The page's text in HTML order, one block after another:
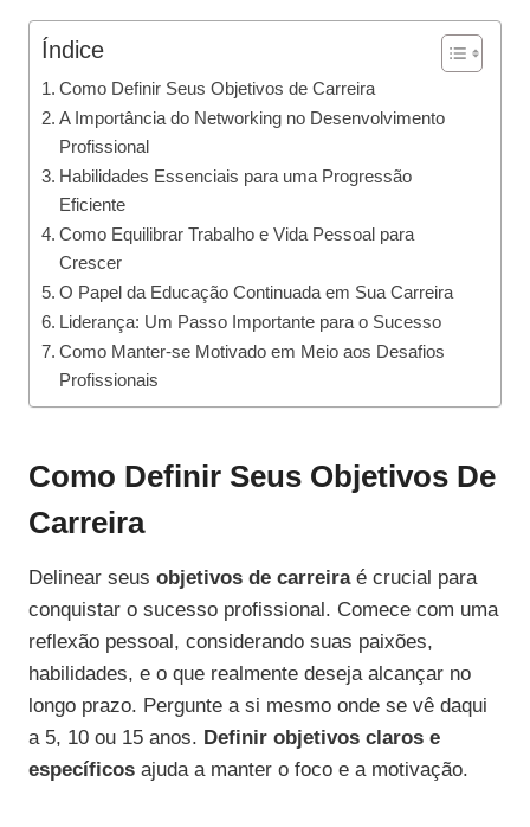
Índice
Como Definir Seus Objetivos de Carreira
A Importância do Networking no Desenvolvimento
Profissional
Habilidades Essenciais para uma Progressão
Eficiente
Como Equilibrar Trabalho e Vida Pessoal para
Crescer
O Papel da Educação Continuada em Sua Carreira
Liderança: Um Passo Importante para o Sucesso
Como Manter-se Motivado em Meio aos Desafios
Profissionais
Como Definir Seus Objetivos De
Carreira
Delinear seus objetivos de carreiraé crucial para
conquistar o sucesso profissional. Comece com uma
reflexão pessoal, considerando suas paixões,
habilidades, e o que realmente deseja alcançar no
longo prazo. Pergunte a si mesmo onde se vê daqui
a 5, 10 ou 15 anos. Definir objetivos claros e
específicos ajuda a manter o foco e a motivação.